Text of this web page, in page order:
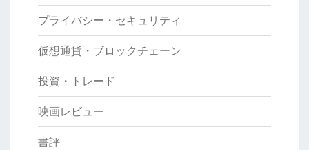
プライバシー・セキュリティ
仮想通貨・ブロックチェーン
投資・トレード
映画レビュー
書評